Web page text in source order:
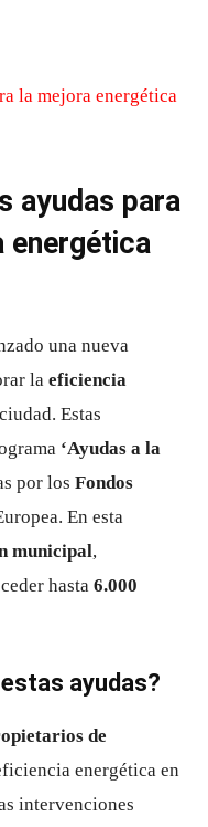
ayudas para
energética
una nueva
la eficiencia
Estas
‘Ayudas a la
por los Fondos
En esta
municipal,
hasta 6.000
ayudas?
de
energética en
intervenciones